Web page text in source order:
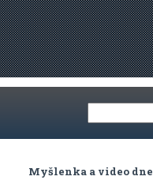
Myšlenka a video dne